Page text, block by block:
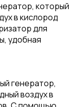
который
в кислород
для
удобная
генератор,
воздух в